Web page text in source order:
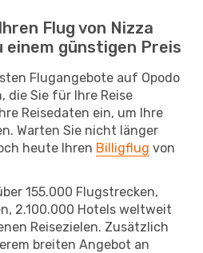
Flug von Nizza
einem günstigen Preis
Flugangebote auf Opodo
die Sie für Ihre Reise
Reisedaten ein, um Ihre
Warten Sie nicht länger
heute Ihren Billigflug von
155.000 Flugstrecken,
2.100.000 Hotels weltweit
Reisezielen. Zusätzlich
breiten Angebot an